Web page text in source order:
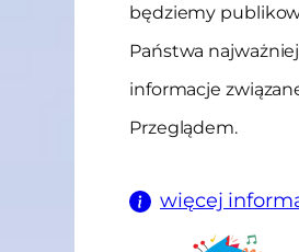
będziemy
Państwa
informacje
Przeglądem.
więcej